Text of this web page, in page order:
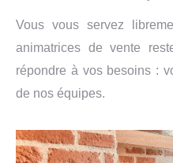
Vous vous servez
animatrices de vente
répondre à vos besoins :
de nos équipes.